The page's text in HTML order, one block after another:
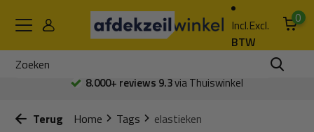
Incl.Excl.
BTW
0
8.000+ reviews 9.3via Thuiswinkel
Terug Home Tags
elastieken